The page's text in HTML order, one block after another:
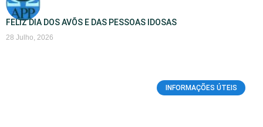
FELIZ DIA DOS AVÕS E DAS PESSOAS IDOSAS
28 Julho, 2026
INFORMAÇÕES ÚTEIS